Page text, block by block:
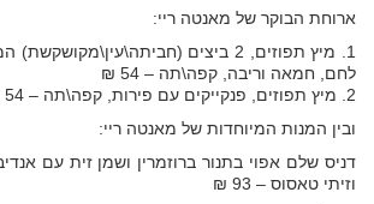
ארוחת הבוקר של מאנטה ריי:
1. מיץ תפוזים, 2 ביצים
לחם, חמאה וריבה, קפה\תה – 54 ₪
2. מיץ תפוזים, פנקייקים עם פירות, קפה\תה – 54 ₪
ובין המנות המיוחדות של מאנטה ריי:
דניס שלם אפוי בתנור ברוזמרין ושמן זית עם
וזיתי טאסוס – 93 ₪